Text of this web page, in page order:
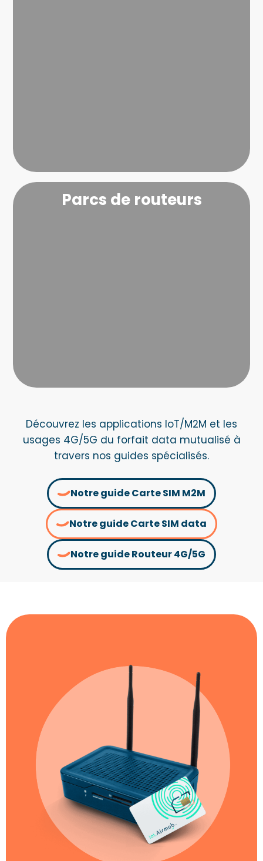
Parcs de routeurs
Découvrez les applications IoT/M2M et les
usages 4G/5G du forfait data mutualisé à
travers nos guides spécialisés.
Notre guide Carte SIM M2M
Notre guide Carte SIM data
Notre guide Routeur 4G/5G